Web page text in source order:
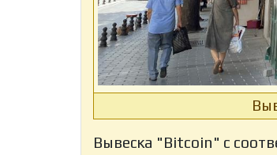
Вывеска "Bitcoin" с